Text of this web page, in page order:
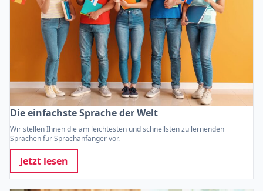
Die einfachste Sprache der Welt
Wir stellen Ihnen die am leichtesten und schnellsten zu lernenden
Sprachen für Sprachanfänger vor.
Jetzt lesen